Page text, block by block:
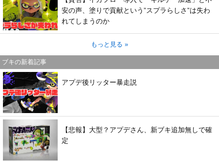
安の声、塗りで貢献という”スプラらしさ”は失わ
れてしまうのか
もっと見る »
ブキの新着記事
アプデ後リッター暴走説
【悲報】大型？アプデさん、新ブキ追加無しで確
定